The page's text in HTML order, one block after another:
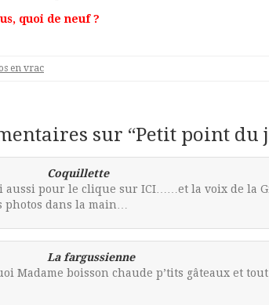
quoi de neuf ?
en vrac
sur “Petit point du
Coquillette
aussi pour le clique sur ICI……et la voix de la
photos dans la main…
La fargussienne
Madame boisson chaude p’tits gâteaux et